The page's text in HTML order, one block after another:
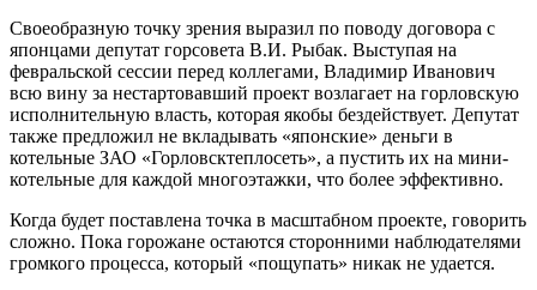
Своеобразную точку зрения выразил по поводу договора с
японцами депутат горсовета В.И. Рыбак. Выступая на
февральской сессии перед коллегами, Владимир Иванович
всю вину за нестартовавший проект возлагает на горловскую
исполнительную власть, которая якобы бездействует. Депутат
также предложил не вкладывать «японские» деньги в
котельные ЗАО «Горловсктеплосеть», а пустить их на мини-
котельные для каждой многоэтажки, что более эффективно.
Когда будет поставлена точка в масштабном проекте, говорить
сложно. Пока горожане остаются сторонними наблюдателями
громкого процесса, который «пощупать» никак не удается.